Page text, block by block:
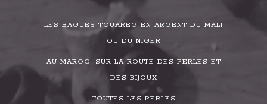
LES BAGUES TOUAREG EN ARGENT DU MALI
OU DU NIGER
AU MAROC, SUR LA ROUTE DES PERLES ET
DES BIJOUX
TOUTES LES PERLES